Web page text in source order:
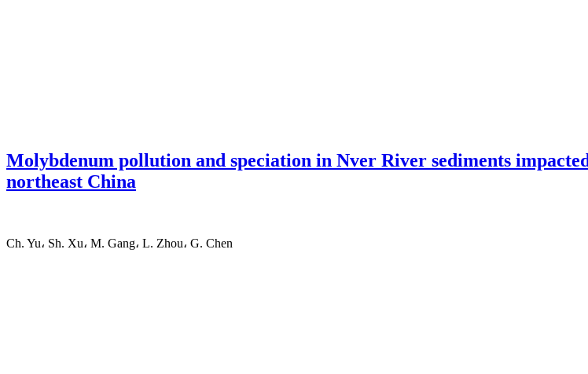
Molybdenum pollution and speciation in Nver River sediments
northeast China
Ch. Yu، Sh. Xu، M. Gang، L. Zhou، G. Chen